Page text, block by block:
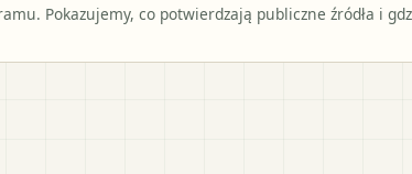
Pokazujemy, co potwierdzają publiczne źródła i